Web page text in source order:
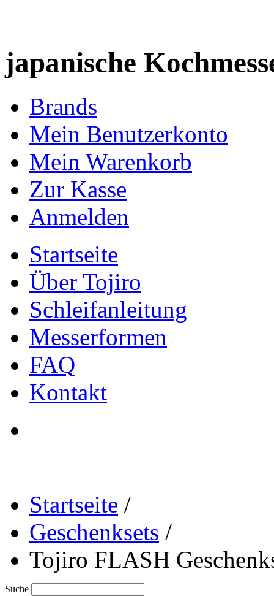
japanische
Brands
Mein Benutzerkonto
Mein Warenkorb
Zur Kasse
Anmelden
Startseite
Über Tojiro
Schleifanleitung
Messerformen
FAQ
Kontakt
Startseite /
Geschenksets /
Tojiro FLASH
Suche